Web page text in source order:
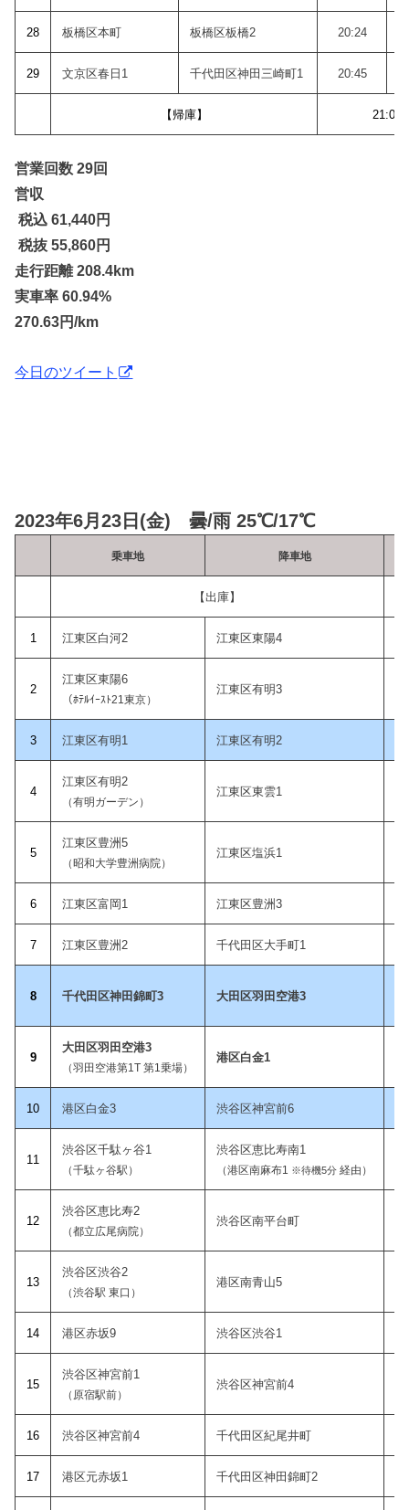
28 板橋区本町 板橋区板橋2 20:24
29 文京区春日1 千代田区神田三崎町1 20:45
【帰庫】 21:02
営業回数 29回
営収
税込 61,440円
税抜 55,860円
走行距離 208.4km
実車率 60.94%
270.63円/km
今日のツイート
2023年6月23日(金) 曇/雨 25℃/17℃
乗車地 降車地
【出庫】
1 江東区白河2 江東区東陽4
2
江東区東陽6
（ﾎﾃﾙｲｰｽﾄ21東京）
江東区有明3
3 江東区有明1 江東区有明2
4
江東区有明2
（有明ガーデン）
江東区東雲1
5
江東区豊洲5
（昭和大学豊洲病院）
江東区塩浜1
6 江東区富岡1 江東区豊洲3
7 江東区豊洲2 千代田区大手町1
8 千代田区神田錦町3 大田区羽田空港3
9
大田区羽田空港3
（羽田空港第1T 第1乗場）
港区白金1
10 港区白金3 渋谷区神宮前6
11
渋谷区千駄ヶ谷1
（千駄ヶ谷駅）
渋谷区恵比寿南1
（港区南麻布1 ※待機5分経由）
12
渋谷区恵比寿2
（都立広尾病院）
渋谷区南平台町
13
渋谷区渋谷2
（渋谷駅 東口）
港区南青山5
14 港区赤坂9 渋谷区渋谷1
15
渋谷区神宮前1
（原宿駅前）
渋谷区神宮前4
16 渋谷区神宮前4 千代田区紀尾井町
17 港区元赤坂1 千代田区神田錦町2